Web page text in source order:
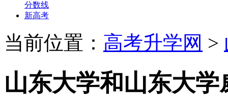
分数线
新高考
当前位置： 高考升学网 >
山东大学和山东大